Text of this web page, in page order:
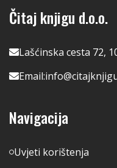
Čitaj knjigu d.o.o.
Lašćinska cesta 72,
Email:
Navigacija
Uvjeti korištenja